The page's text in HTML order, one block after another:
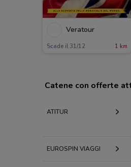
Veratour
Scade il 31/12 1 km
Catene con offerte
ATITUR
EUROSPIN VIAGGI